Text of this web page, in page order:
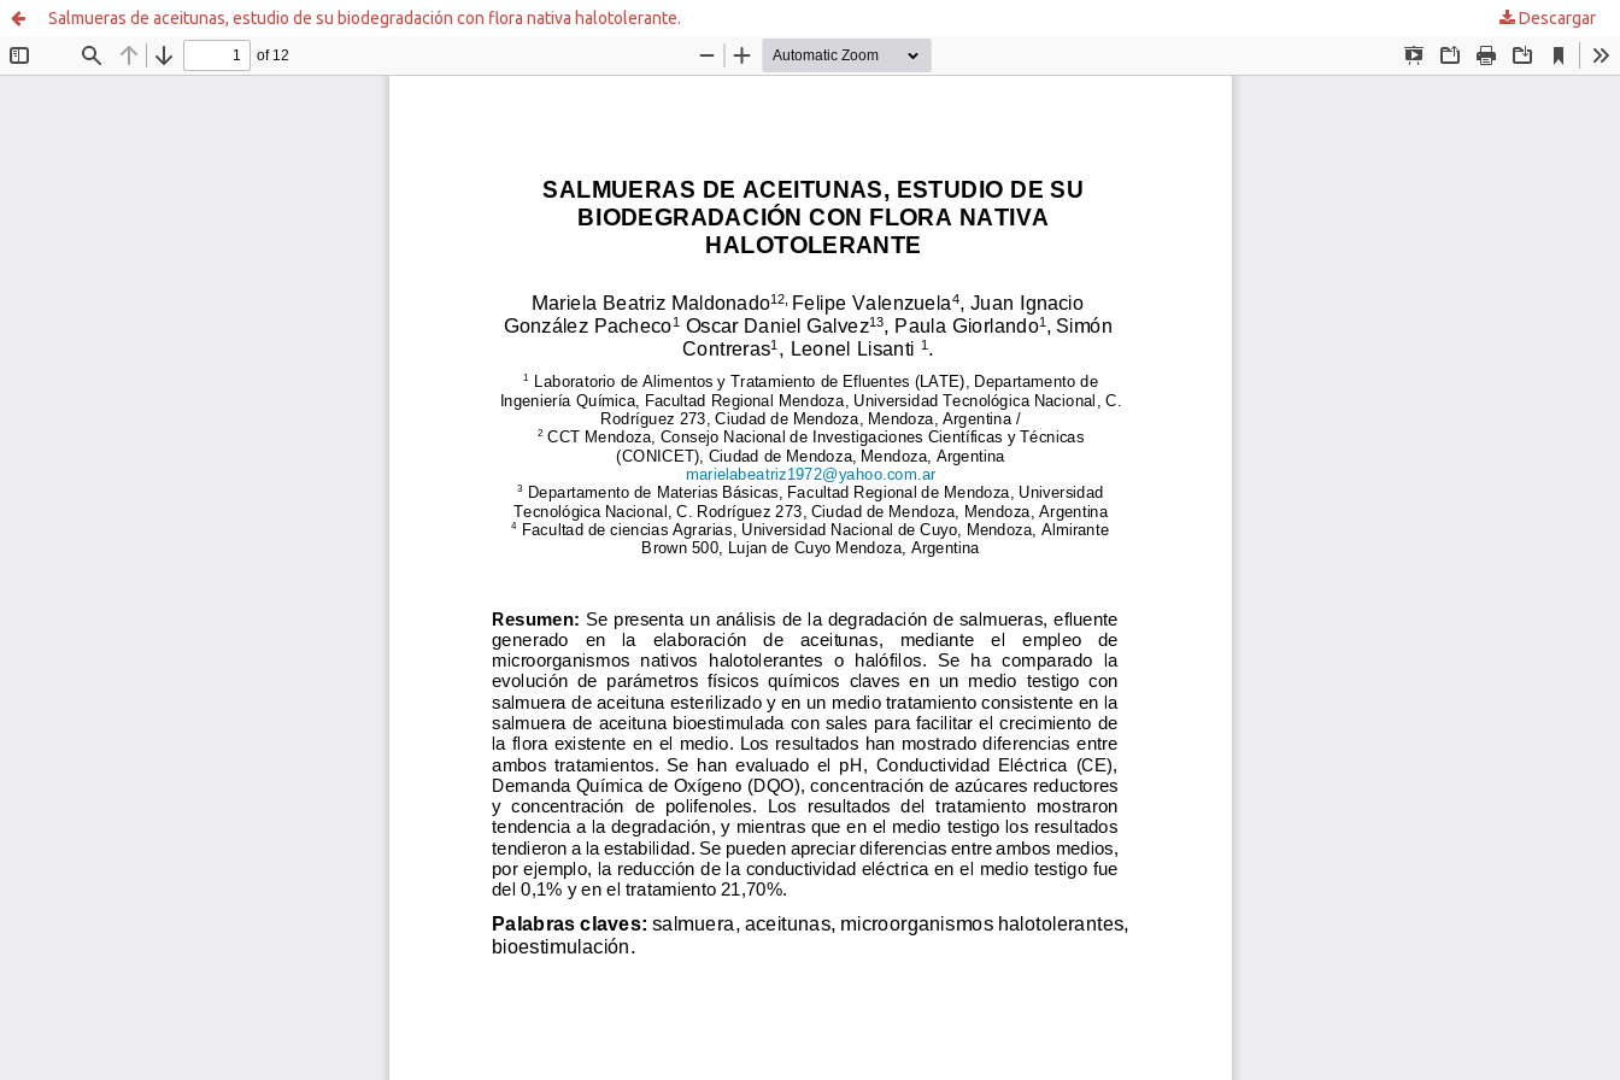
Salmueras de aceitunas, estudio de su biodegradación con flora nativa halotolerante. Descargar